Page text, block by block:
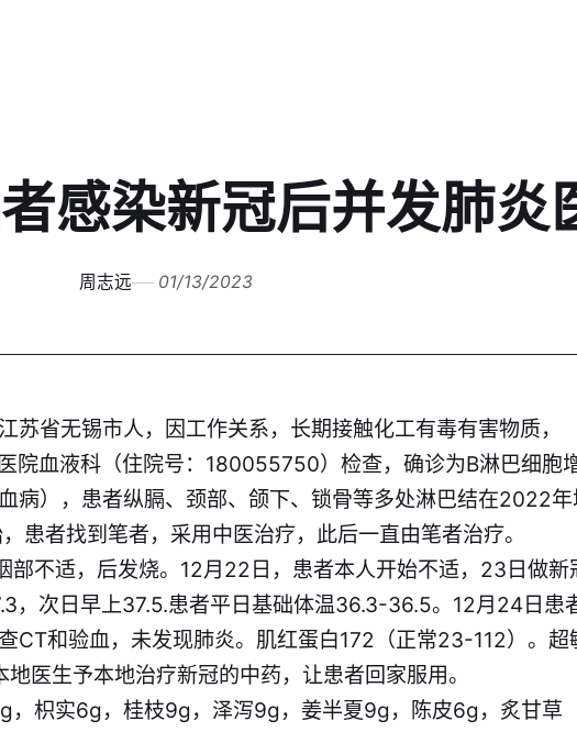
感染新冠后并发肺炎
周志远 01/13/2023
苏省无锡市人，因工作关系，长期接触化工有毒有害物质，
院血液科（住院号：180055750）检查，确诊为B淋巴细胞
病），患者纵膈、颈部、颌下、锁骨等多处淋巴结在2022年
患者找到笔者，采用中医治疗，此后一直由笔者治疗。
部不适，后发烧。12月22日，患者本人开始不适，23日做新
，次日早上37.5.患者平日基础体温36.3-36.5。12月24日患
CT和验血，未发现肺炎。肌红蛋白172（正常23-112）。超
医生予本地治疗新冠的中药，让患者回家服用。
，枳实6g，桂枝9g，泽泻9g，姜半夏9g，陈皮6g，炙甘草